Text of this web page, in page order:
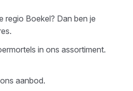
regio Boekel? Dan ben je
in ons assortiment.
aanbod.